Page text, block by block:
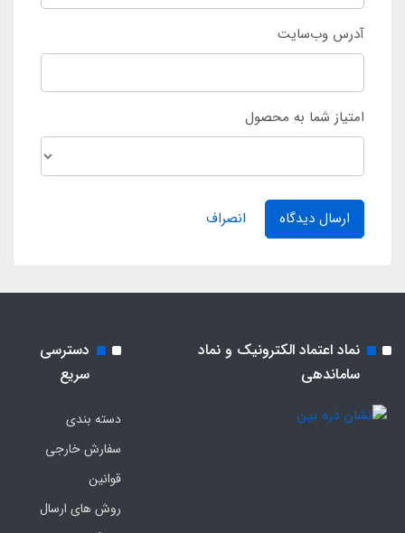
آدرس وب‌سایت
امتیاز شما به محصول
ارسال دیدگاه انصراف
نماد اعتماد الکترونیک و نماد
ساماندهی
دسترسی
سریع
دسته بندی
سفارش خارجی
قوانین
روش های ارسال